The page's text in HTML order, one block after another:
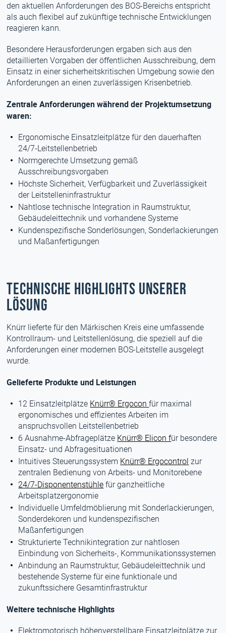
den aktuellen Anforderungen des BOS-Bereichs entspricht
als auch flexibel auf zukünftige technische Entwicklungen
reagieren kann.
Besondere Herausforderungen ergaben sich aus den
detaillierten Vorgaben der öffentlichen Ausschreibung, dem
Einsatz in einer sicherheitskritischen Umgebung sowie den
Anforderungen an einen zuverlässigen Krisenbetrieb.
Zentrale Anforderungen während der Projektumsetzung
waren:
Ergonomische Einsatzleitplätze für den dauerhaften
24/7-Leitstellenbetrieb
Normgerechte Umsetzung gemäß
Ausschreibungsvorgaben
Höchste Sicherheit, Verfügbarkeit und Zuverlässigkeit
der Leitstelleninfrastruktur
Nahtlose technische Integration in Raumstruktur,
Gebäudeleittechnik und vorhandene Systeme
Kundenspezifische Sonderlösungen, Sonderlackierungen
und Maßanfertigungen
Technische Highlights unserer
Lösung
Knürr lieferte für den Märkischen Kreis eine umfassende
Kontrollraum- und Leitstellenlösung, die speziell auf die
Anforderungen einer modernen BOS-Leitstelle ausgelegt
wurde.
Gelieferte Produkte und Leistungen
12 Einsatzleitplätze Knürr® Ergoconfür maximal
ergonomisches und effizientes Arbeiten im
anspruchsvollen Leitstellenbetrieb
6 Ausnahme-Abfrageplätze Knürr® Elicon für besondere
Einsatz- und Abfragesituationen
Intuitives Steuerungssystem Knürr® Ergocontrol zur
zentralen Bedienung von Arbeits- und Monitorebene
24/7-Disponentenstühle für ganzheitliche
Arbeitsplatzergonomie
Individuelle Umfeldmöblierung mit Sonderlackierungen,
Sonderdekoren und kundenspezifischen
Maßanfertigungen
Strukturierte Technikintegration zur nahtlosen
Einbindung von Sicherheits-, Kommunikationssystemen
Anbindung an Raumstruktur, Gebäudeleittechnik und
bestehende Systeme für eine funktionale und
zukunftssichere Gesamtinfrastruktur
Weitere technische Highlights
Elektromotorisch höhenverstellbare Einsatzleitplätze zur